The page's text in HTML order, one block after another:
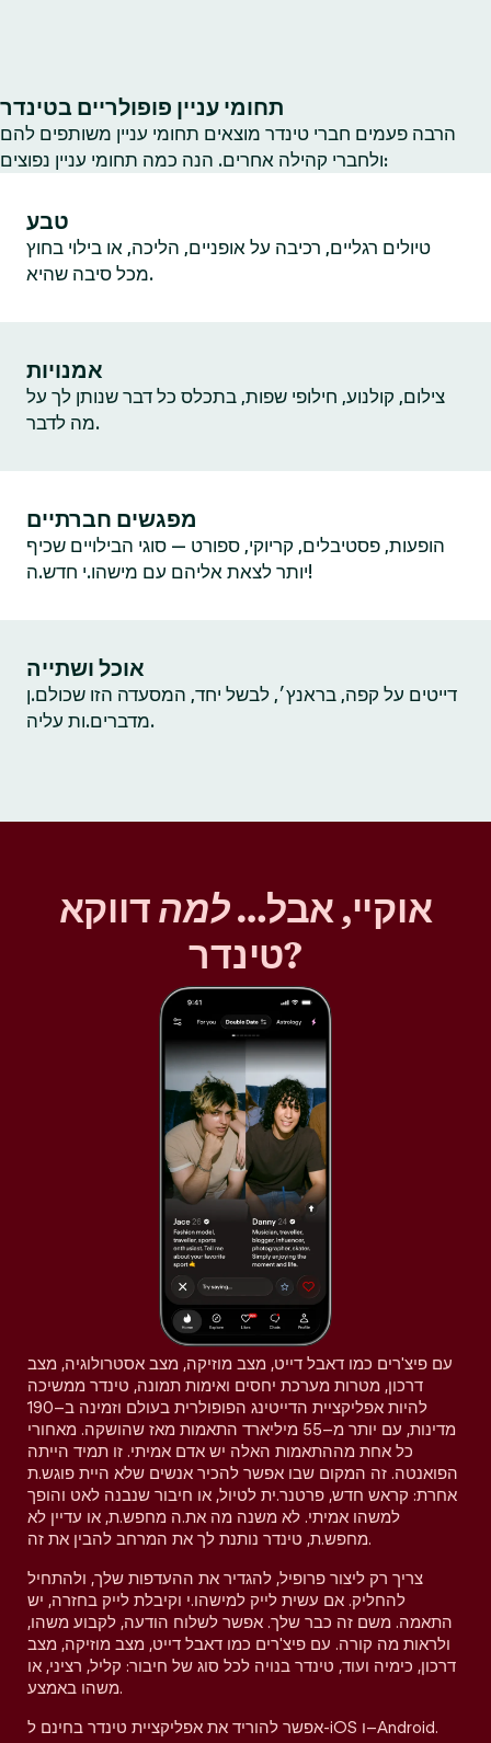
תחומי עניין פופולריים בטינדר
הרבה פעמים חברי טינדר מוצאים תחומי עניין משותפים להם
ולחברי קהילה אחרים. הנה כמה תחומי עניין נפוצים:
טבע
טיולים רגליים, רכיבה על אופניים, הליכה, או בילוי בחוץ
מכל סיבה שהיא.
אמנויות
צילום, קולנוע, חילופי שפות, בתכלס כל דבר שנותן לך על
מה לדבר.
מפגשים חברתיים
הופעות, פסטיבלים, קריוקי, ספורט — סוגי הבילויים שכיף
יותר לצאת אליהם עם מישהו.י חדש.ה!
אוכל ושתייה
דייטים על קפה, בראנץ׳, לבשל יחד, המסעדה הזו שכולם.ן
מדברים.ות עליה.
אוקיי, אבל…למהדווקא
טינדר?
עם פיצ'רים כמו דאבל דייט, מצב מוזיקה, מצב אסטרולוגיה, מצב
דרכון, מטרות מערכת יחסים ואימות תמונה, טינדר ממשיכה
להיות אפליקציית הדייטינג הפופולרית בעולם וזמינה ב–190
מדינות, עם יותר מ–55 מיליארד התאמות מאז שהושקה. מאחורי
כל אחת מההתאמות האלה יש אדם אמיתי. זו תמיד הייתה
הפואנטה. זה המקום שבו אפשר להכיר אנשים שלא היית פוגש.ת
אחרת: קראש חדש, פרטנר.ית לטיול, או חיבור שנבנה לאט והופך
למשהו אמיתי. לא משנה מה את.ה מחפש.ת, או עדיין לא
מחפש.ת, טינדר נותנת לך את המרחב להבין את זה.
צריך רק ליצור פרופיל, להגדיר את ההעדפות שלך, ולהתחיל
להחליק. אם עשית לייק למישהו.י וקיבלת לייק בחזרה, יש
התאמה. משם זה כבר שלך. אפשר לשלוח הודעה, לקבוע משהו,
ולראות מה קורה. עם פיצ'רים כמו דאבל דייט, מצב מוזיקה, מצב
דרכון, כימיה ועוד, טינדר בנויה לכל סוג של חיבור: קליל, רציני, או
משהו באמצע.
אפשר להוריד את אפליקציית טינדר בחינם ל-iOS ו–Android.